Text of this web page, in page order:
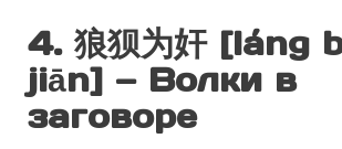
4. 狼狈为奸 [láng
jiān] — Волки в
заговоре